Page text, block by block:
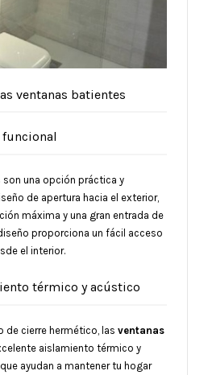
ventanas batientes
funcional
una opción práctica y
de apertura hacia el exterior,
máxima y una gran entrada de
proporciona un fácil acceso
el interior.
térmico y acústico
de cierre hermético, las ventanas
aislamiento térmico y
ayudan a mantener tu hogar